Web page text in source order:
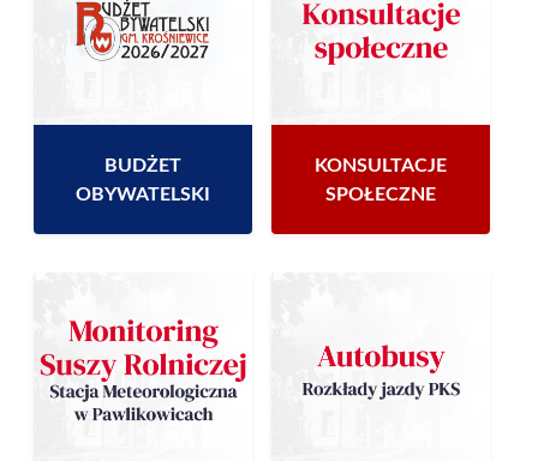
BUDŻET
OBYWATELSKI
KONSULTACJE
SPOŁECZNE